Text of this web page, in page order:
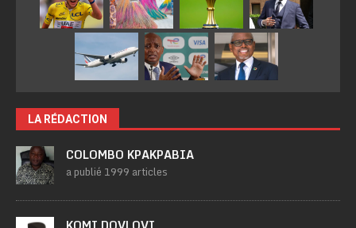
LA RÉDACTION
COLOMBO KPAKPABIA
a publié 1999 articles